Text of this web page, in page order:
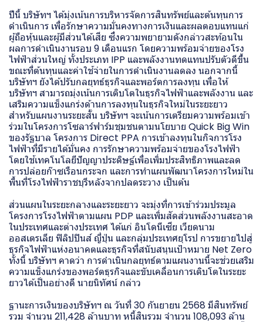
ปีนี้ บริษัทฯ ได้มุ่งเน้นการบริหารจัดการสินทรัพย์และต้นทุนการ
ดำเนินการ เพื่อรักษาความมั่นคงทางการเงินและผลตอบแทนแก่
ผู้ถือหุ้นและผู้มีส่วนได้เสีย ซึ่งความพยายามดังกล่าวสะท้อนใน
ผลการดำเนินงานรอบ 9 เดือนแรก โดยความพร้อมจ่ายของโรง
ไฟฟ้าส่วนใหญ่ ทั้งประเภท IPP และพลังงานทดแทนปรับตัวดีขึ้น
ขณะที่ต้นทุนและค่าใช้จ่ายในการดำเนินงานลดลง นอกจากนี้
บริษัทฯ ยังได้ปรับกลยุทธ์ธุรกิจและพอร์ตการลงทุน เพื่อให้
บริษัทฯ สามารถมุ่งเน้นการเติบโตในธุรกิจไฟฟ้าและพลังงาน และ
เสริมความแข็งแกร่งด้านการลงทุนในธุรกิจใหม่ในระยะยาว
สำหรับแผนงานระยะสั้น บริษัทฯ จะเน้นการเตรียมความพร้อมเข้า
ร่วมในโครงการโซลาร์ฟาร์มชุมชนตามนโยบาย Quick Big Win
ของรัฐบาล โครงการ Direct PPA การเข้าลงทุนในกิจการโรง
ไฟฟ้าที่มีรายได้มั่นคง การรักษาความพร้อมจ่ายของโรงไฟฟ้า
โดยใช้เทคโนโลยีปัญญาประดิษฐ์เพื่อเพิ่มประสิทธิภาพและลด
การปล่อยก๊าซเรือนกระจก และการทำแผนพัฒนาโครงการใหม่ใน
พื้นที่โรงไฟฟ้าราชบุรีหลังจากปลดระวาง เป็นต้น
ส่วนแผนในระยะกลางและระยะยาว จะมุ่งที่การเข้าร่วมประมูล
โครงการโรงไฟฟ้าตามแผน PDP และเพิ่มสัดส่วนพลังงานสะอาด
ในประเทศและต่างประเทศ ได้แก่ อินโดนีเซีย เวียดนาม
ออสเตรเลีย ฟิลิปปินส์ ญี่ปุ่น และกลุ่มประเทศยุโรป การขยายไปสู่
ธุรกิจไฟฟ้าแห่งอนาคตและธุรกิจที่สนับสนุนเป้าหมาย Net Zero
ทั้งนี้ บริษัทฯ คาดว่า การดำเนินกลยุทธ์ตามแผนงานนี้จะช่วยเสริม
ความแข็งแกร่งของพอร์ตธุรกิจและขับเคลื่อนการเติบโตในระยะ
ยาวได้เป็นอย่างดี นายนิทัศน์ กล่าว
ฐานะการเงินของบริษัทฯ ณ วันที่ 30 กันยายน 2568 มีสินทรัพย์
รวม จำนวน 211,428 ล้านบาท หนี้สินรวม จำนวน 108,093 ล้าน